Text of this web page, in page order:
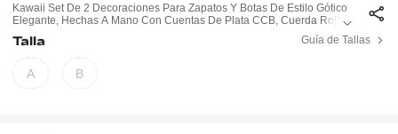
Kawaii Set De 2 Decoraciones Para Zapatos Y Botas De Estilo Gótico
Elegante, Hechas A Mano Con Cuentas De Plata CCB, Cuerda Roja, L
Azo De Encaje Negro Y Corazón De Cristal, Adecuado Para Uso Diari
O De Mujeres Y Niñas, Regalos Para Fiestas
Talla Guía de Tallas
A B